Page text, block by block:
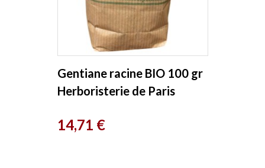
Gentiane racine BIO 100 gr
Herboristerie de Paris
Prix
14,71 €